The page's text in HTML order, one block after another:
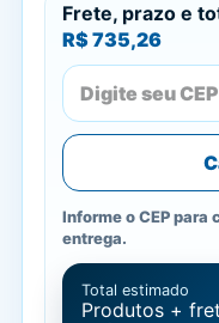
Frete, prazo e
R$ 735,26
Informe o CEP para
entrega.
Total estimado
Produtos +